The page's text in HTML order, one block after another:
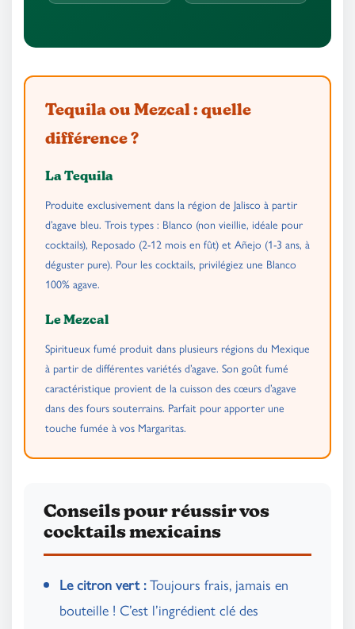
Tequila ou Mezcal : quelle
différence ?
La Tequila
Produite exclusivement dans la région de Jalisco à partir
d’agave bleu. Trois types : Blanco (non vieillie, idéale pour
cocktails), Reposado (2-12 mois en fût) et Añejo (1-3 ans, à
déguster pure). Pour les cocktails, privilégiez une Blanco
100% agave.
Le Mezcal
Spiritueux fumé produit dans plusieurs régions du Mexique
à partir de différentes variétés d’agave. Son goût fumé
caractéristique provient de la cuisson des cœurs d’agave
dans des fours souterrains. Parfait pour apporter une
touche fumée à vos Margaritas.
Conseils pour réussir vos
cocktails mexicains
Le citron vert :Toujours frais, jamais en
bouteille ! C’est l’ingrédient clé des